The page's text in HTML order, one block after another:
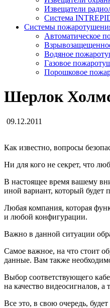
Извещатели
Система
Системы
Автоматическое
Водяное
Газовое
Порошковое
Шерлок
09.12.2011
Как известно, вопросы
Ни для кого не секрет, что
В настоящее время вашему
иной вариант, который будет
Любая компания, которая
и любой конфигурации.
Важно в данной ситуации
Самое важное, на что стоит
данные. Вам также
Выбор соответствующего
на качество видеосигналов, а
Все это, в свою очередь,